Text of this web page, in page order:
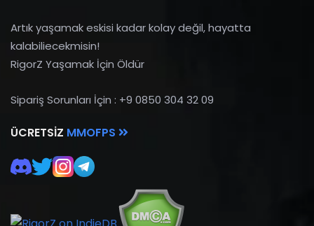
Artık yaşamak eskisi kadar kolay değil, hayatta
kalabiliecekmisin!
RigorZ Yaşamak İçin Öldür
Sipariş Sorunları İçin : +9 0850 304 32 09
ÜCRETSIZ MMOFPS